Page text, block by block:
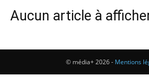
Aucun article à
© média+ 2026 - Mentions